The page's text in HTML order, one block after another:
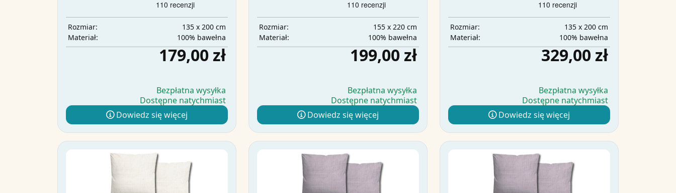
Rozmiar:
135 x 200 cm
Materiał:
100% bawełna
179,00 zł
Bezpłatna wysyłka
Dostępne natychmiast
Dowiedz się więcej
Rozmiar:
155 x 220 cm
Materiał:
100% bawełna
199,00 zł
Bezpłatna wysyłka
Dostępne natychmiast
Dowiedz się więcej
Rozmiar:
135 x 200 cm
Materiał:
100% bawełna
329,00 zł
Bezpłatna wysyłka
Dostępne natychmiast
Dowiedz się więcej